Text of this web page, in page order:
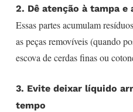
2. Dê atenção à tampa e
Essas partes acumulam
as peças removíveis (quando
escova de cerdas finas ou
3. Evite deixar líquido
tempo